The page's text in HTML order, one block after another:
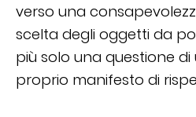
verso una
scelta degli oggetti da
più solo una questione
proprio manifesto di